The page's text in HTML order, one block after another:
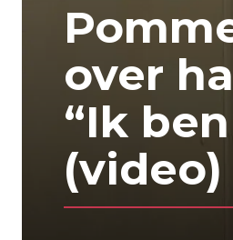
over
“Ik
(video)